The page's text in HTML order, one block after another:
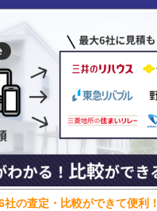
社の査定・比較ができて便利！